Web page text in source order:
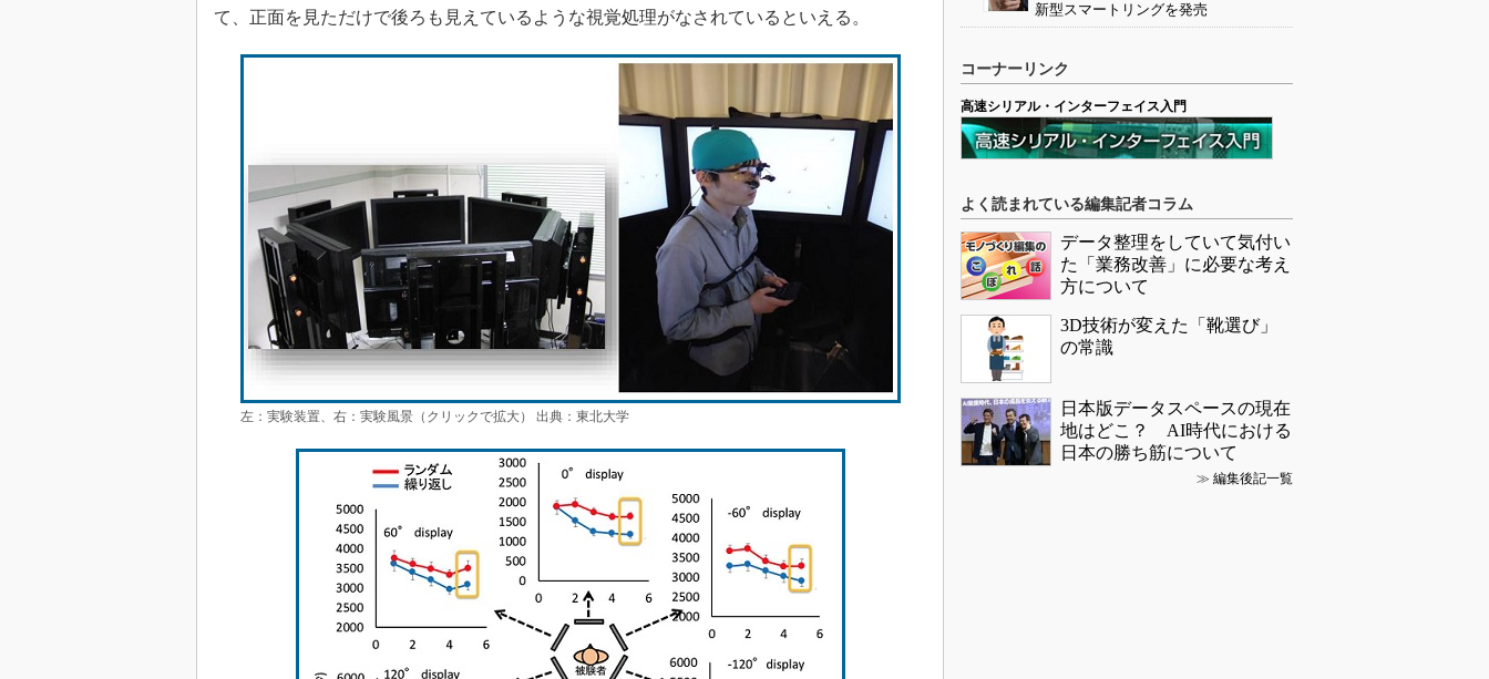
て、正面を見ただけで後ろも見えているような視覚処理がなされているといえる。
左：実験装置、右：実験風景（クリックで拡大） 出典：東北大学
新型スマートリングを発売
コーナーリンク
高速シリアル・インターフェイス入門
よく読まれている編集記者コラム
データ整理をしていて気付い
た「業務改善」に必要な考え
方について
3D技術が変えた「靴選び」
の常識
日本版データスペースの現在
地はどこ？ AI時代における
日本の勝ち筋について
≫ 編集後記一覧